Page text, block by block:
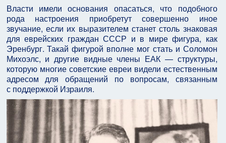
Власти имели основания опасаться, что подобного
рода настроения приобретут совершенно иное
звучание, если их выразителем станет столь знаковая
для еврейских граждан СССР и в мире фигура, как
Эренбург. Такай фигурой вполне мог стать и Соломон
Михоэлс, и другие видные члены ЕАК — структуры,
которую многие советские евреи видели естественным
адресом для обращений по вопросам, связанным
с поддержкой Израиля.